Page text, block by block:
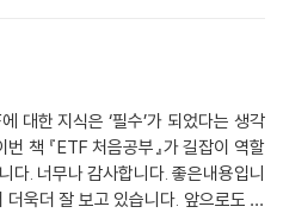
잡지 못하는 중급 이상의 투자자들
대한 지식은 ‘필수’가 되었다는 생각
책 『ETF 처음공부』가 길잡이 역할
다. 너무나 감사합니다. 좋은내용입니
욱더 잘 보고 있습니다. 앞으로도 좋